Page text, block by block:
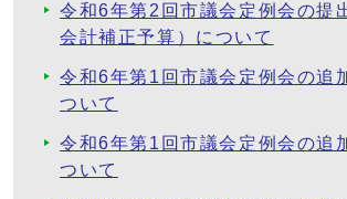
令和6年第2回市議会定例会の提
会計補正予算）について
令和6年第1回市議会定例会の追
ついて
令和6年第1回市議会定例会の追
ついて